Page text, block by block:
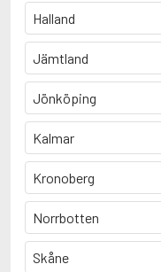
Halland
Jämtland
Jönköping
Kalmar
Kronoberg
Norrbotten
Skåne